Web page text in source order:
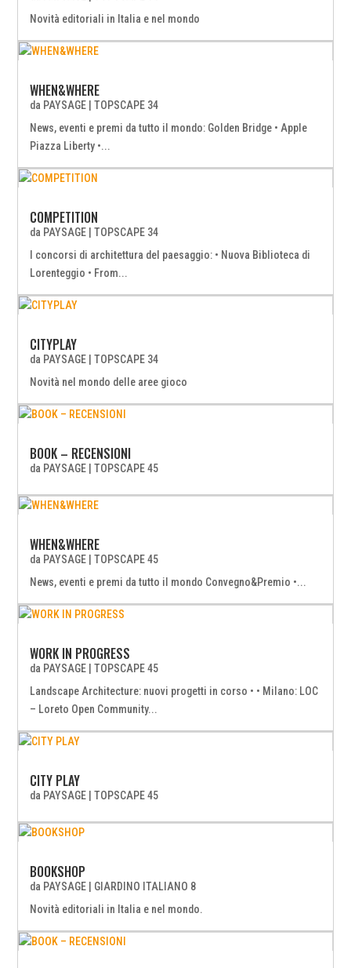
Novità editoriali in Italia e nel mondo
WHEN&WHERE
da PAYSAGE |TOPSCAPE 34
News, eventi e premi da tutto il mondo: Golden Bridge • Apple
Piazza Liberty •...
COMPETITION
da PAYSAGE |TOPSCAPE 34
I concorsi di architettura del paesaggio: • Nuova Biblioteca di
Lorenteggio • From...
CITYPLAY
da PAYSAGE |TOPSCAPE 34
Novità nel mondo delle aree gioco
BOOK – RECENSIONI
da PAYSAGE |TOPSCAPE 45
WHEN&WHERE
da PAYSAGE |TOPSCAPE 45
News, eventi e premi da tutto il mondo Convegno&Premio •...
WORK IN PROGRESS
da PAYSAGE |TOPSCAPE 45
Landscape Architecture: nuovi progetti in corso • • Milano: LOC
– Loreto Open Community...
CITY PLAY
da PAYSAGE |TOPSCAPE 45
BOOKSHOP
da PAYSAGE
GIARDINO ITALIANO 8
Novità editoriali in Italia e nel mondo.